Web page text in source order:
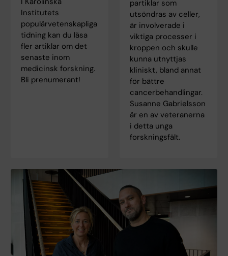
Institutets
populärvetenskapliga
tidning kan du läsa
fler artiklar om det
senaste inom
medicinsk forskning.
Bli prenumerant!
partiklar som
utsöndras av celler,
är involverade i
viktiga processer i
kroppen och skulle
kunna utnyttjas
kliniskt, bland annat
för bättre
cancerbehandlingar.
Susanne Gabrielsson
är en av veteranerna
i detta unga
forskningsfält.